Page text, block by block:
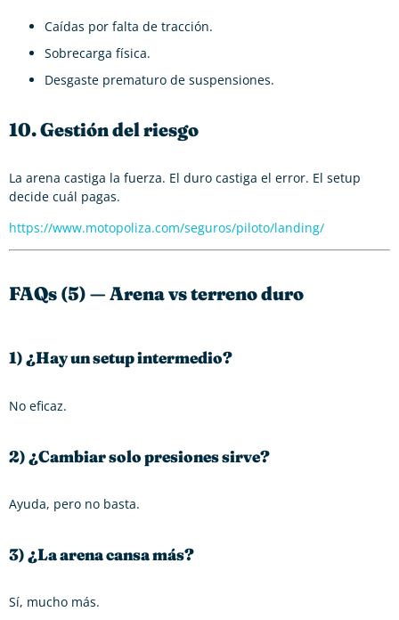
Caídas por falta de tracción.
Sobrecarga física.
Desgaste prematuro de suspensiones.
10. Gestión del riesgo
La arena castiga la fuerza. El duro castiga el error. El setup
decide cuál pagas.
https://www.motopoliza.com/seguros/piloto/landing/
FAQs (5) — Arena vs terreno duro
1) ¿Hay un setup intermedio?
No eficaz.
2) ¿Cambiar solo presiones sirve?
Ayuda, pero no basta.
3) ¿La arena cansa más?
Sí, mucho más.